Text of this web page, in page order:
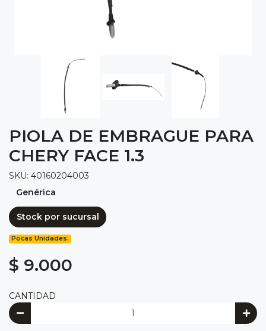
PIOLA DE EMBRAGUE PARA
CHERY FACE 1.3
SKU: 40160204003
Genérica
Stock por sucursal
Pocas Unidades.
$ 9.000
CANTIDAD